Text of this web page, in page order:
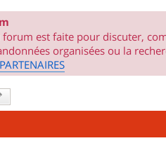
forum est faite pour discuter,
organisées ou la